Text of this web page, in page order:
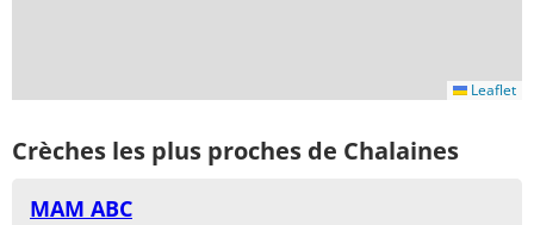
Leaflet
Crèches les plus proches de Chalaines
MAM ABC